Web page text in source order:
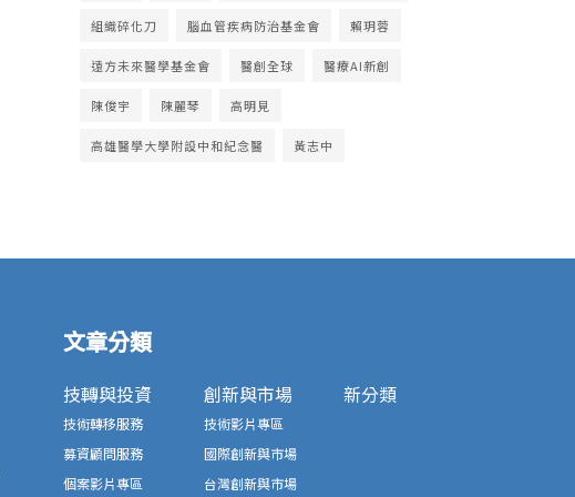
組織碎化刀 腦血管疾病防治基金會 賴玥蓉
遠方未來醫學基金會 醫創全球 醫療AI新創
陳俊宇 陳麗琴 高明見
高雄醫學大學附設中和紀念醫 黃志中
文章分類
技轉與投資
技術轉移服務
募資顧問服務
個案影片專區
創新與市場
技術影片專區
國際創新與市場
台灣創新與市場
新分類